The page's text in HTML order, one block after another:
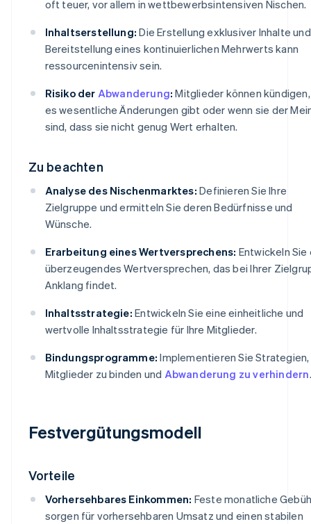
oft teuer, vor allem in wettbewerbsintensiven Nischen.
Inhaltserstellung: Die Erstellung exklusiver Inhalte
Bereitstellung eines kontinuierlichen Mehrwerts kann
ressourcenintensiv sein.
Risiko der Abwanderung: Mitglieder können
es wesentliche Änderungen gibt oder wenn sie der
sind, dass sie nicht genug Wert erhalten.
Zu beachten
Analyse des Nischenmarktes: Definieren Sie Ihre
Zielgruppe und ermitteln Sie deren Bedürfnisse und
Wünsche.
Erarbeitung eines Wertversprechens: Entwickeln Sie
überzeugendes Wertversprechen, das bei Ihrer
Anklang findet.
Inhaltsstrategie: Entwickeln Sie eine einheitliche und
wertvolle Inhaltsstrategie für Ihre Mitglieder.
Bindungsprogramme: Implementieren Sie Strategien,
Mitglieder zu binden und Abwanderung zu verhindern.
Festvergütungsmodell
Vorteile
Vorhersehbares Einkommen: Feste monatliche
sorgen für vorhersehbaren Umsatz und einen stabilen